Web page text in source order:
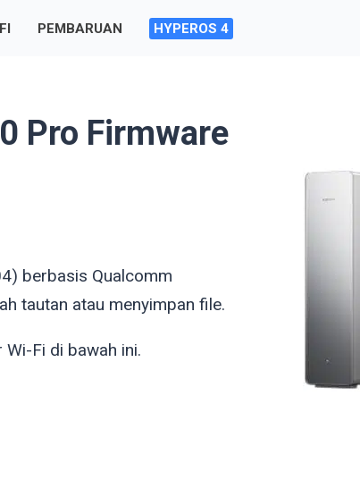
PEMBARUAN HYPEROS 4
Pro Firmware
berbasis Qualcomm
tautan atau menyimpan file.
Fi di bawah ini.